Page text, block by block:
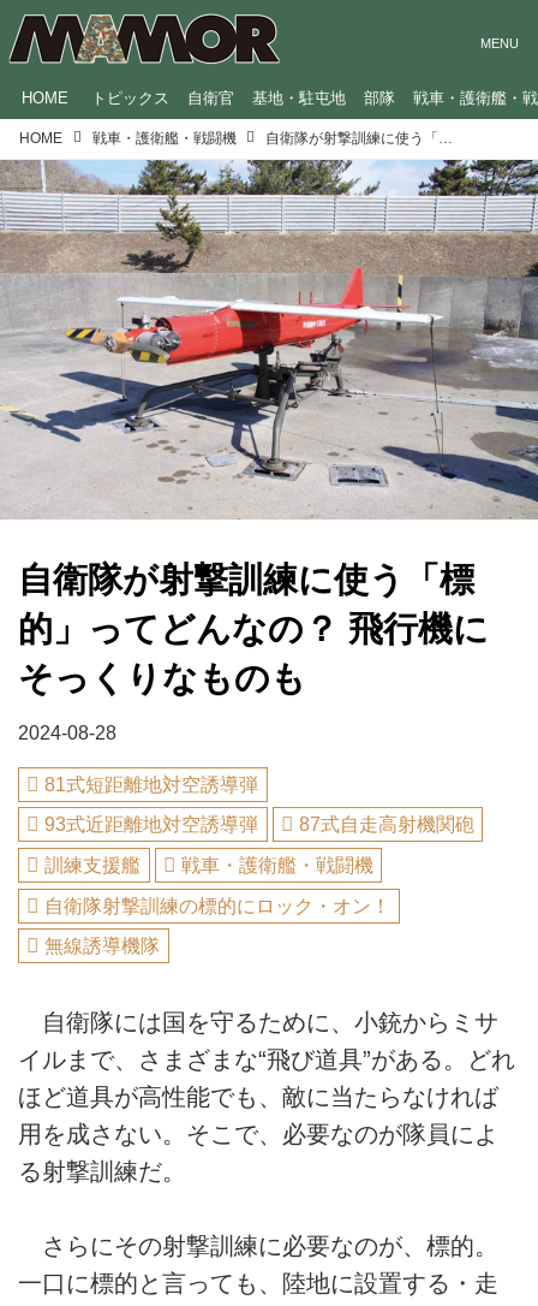
HOME トピックス 自衛官 基地・駐屯地 部隊 戦車・護衛艦・
HOME 戦車・護衛艦・戦闘機
自衛隊が射撃訓練に使う「標
的」ってどんなの？ 飛行機に
そっくりなものも
2024-08-28
81式短距離地対空誘導弾
93式近距離地対空誘導弾
87式自走高射機関砲
訓練支援艦
戦車・護衛艦・戦闘機
自衛隊射撃訓練の標的にロック・オン！
無線誘導機隊
自衛隊には国を守るために、小銃からミサ
イルまで、さまざまな“飛び道具”がある。どれ
ほど道具が高性能でも、敵に当たらなければ
用を成さない。そこで、必要なのが隊員によ
る射撃訓練だ。
さらにその射撃訓練に必要なのが、標的。
一口に標的と言っても、陸地に設置する・走